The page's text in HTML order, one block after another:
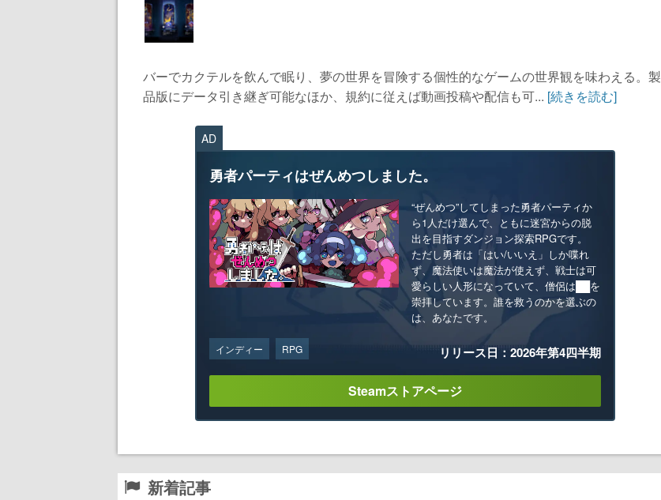
バーでカクテルを飲んで眠り、夢の世界を冒険する個性的なゲームの世界観を味わえる。製
品版にデータ引き継ぎ可能なほか、規約に従えば動画投稿や配信も可... [続きを読む]
AD
勇者パーティはぜんめつしました。
“ぜんめつ”してしまった勇者パーティか
ら1人だけ選んで、ともに迷宮からの脱
出を目指すダンジョン探索RPGです。
ただし勇者は「はい/いいえ」しか喋れ
ず、魔法使いは魔法が使えず、戦士は可
愛らしい人形になっていて、僧侶は██を
崇拝しています。誰を救うのかを選ぶの
は、あなたです。
インディー RPG リリース日：2026年第4四半期
Steamストアページ
新着記事